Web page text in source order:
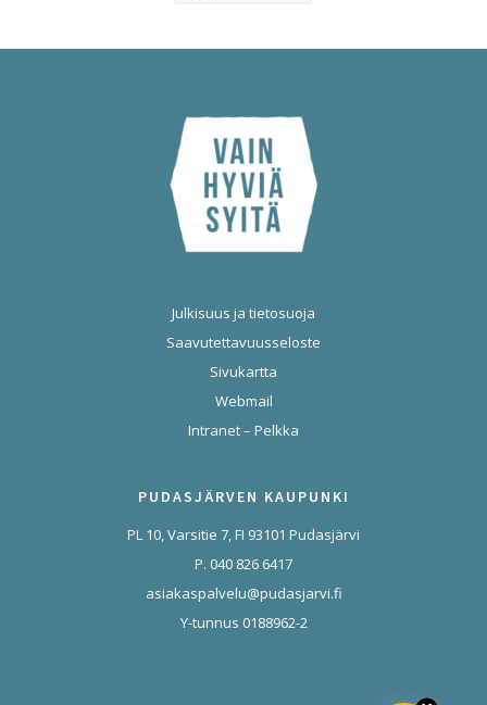
Julkisuus ja tietosuoja
Saavutettavuusseloste
Sivukartta
Webmail
Intranet – Pelkka
PUDASJÄRVEN KAUPUNKI
PL 10, Varsitie 7, FI 93101 Pudasjärvi
P. 040 826 6417
asiakaspalvelu@pudasjarvi.fi
Y-tunnus 0188962-2